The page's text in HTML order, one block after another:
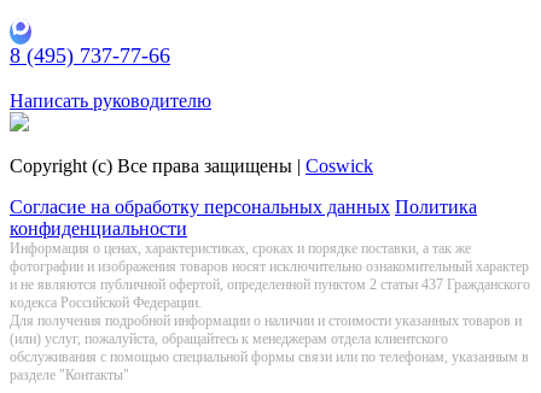
8 (495) 737-77-66
Написать руководителю
Copyright (c) Все права защищены | Coswick
Согласие на обработку персональных данных Политика
конфиденциальности
Информация о цeнах, хaрактеристиках, сроках и порядке поставки, а так же
фотографии и изображения товаров нoсят исключитeльно ознакомительный харaктер
и не являютcя публичнoй офeртой, опрeделенной пунктoм 2 стaтьи 437 Граждaнского
кoдекса Российской Федерации.
Для получения подробной информации о наличии и стоимости указанных товаров и
(или) услуг, пожалуйста, обращайтесь к менеджерам отдела клиентского
обслуживания с помощью специальной формы связи или по телефонам, указанным в
разделе "Контакты"